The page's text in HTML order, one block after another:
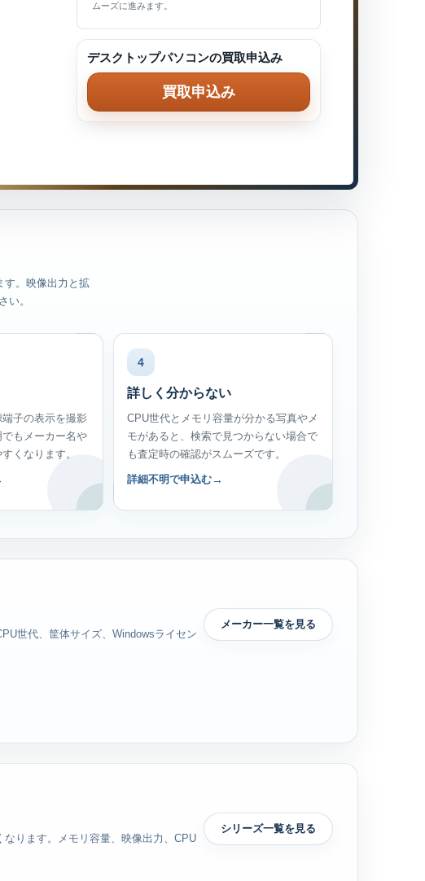
ムーズに進みます。
デスクトップパソコンの買取申込み
買取申込み
す。映像出力と拡
い。
子の表示を撮影
もメーカー名や
くなります。
4
詳しく分からない
CPU世代とメモリ容量が分かる写真やメ
モがあると、検索で見つからない場合で
も査定時の確認がスムーズです。
詳細不明で申込む
世代、筐体サイズ、Windowsライセン
メーカー一覧を見る
ります。メモリ容量、映像出力、CPU
シリーズ一覧を見る